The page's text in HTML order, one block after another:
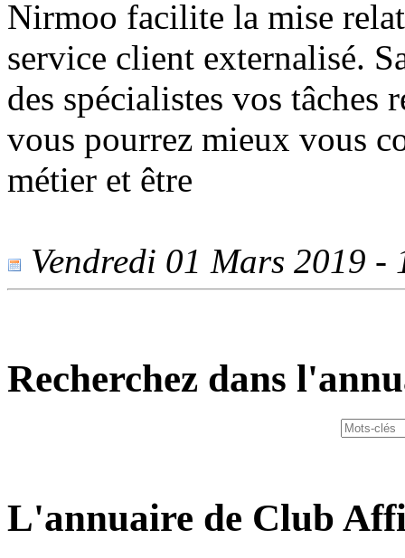
Nirmoo facilite la mise
service client externalisé.
des spécialistes vos
vous pourrez mieux vous
métier et être
Vendredi 01 Mars 2019 -
Recherchez dans
L'annuaire de Club